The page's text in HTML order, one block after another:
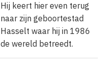
Hij keert hier even terug
naar zijn geboortestad
Hasselt waar hij in 1986
de wereld betreedt.